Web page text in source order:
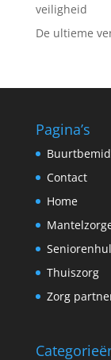
veiligheid
De ultieme
Pagina’s
Contact
Home
Thuiszorg
Zorg